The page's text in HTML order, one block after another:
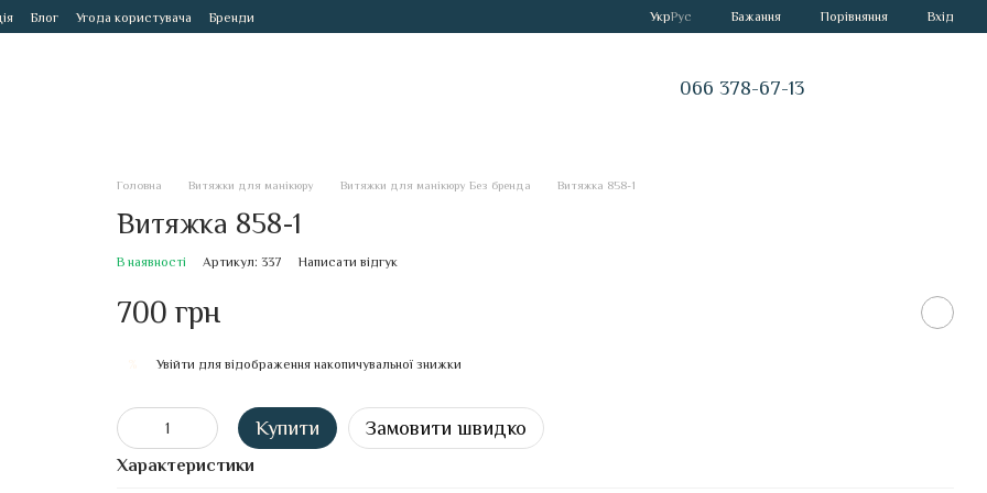
Блог Угода користувача Бренди УкрРус Бажання Порівняння Вхід
066 378-67-13
Головна Витяжки для манікюру Витяжки для манікюру Без бренда Витяжка 858-1
Витяжка 858-1
В наявності Артикул: 337 Написати відгук
700 грн
Увійти для відображення накопичувальної знижки
Купити Замовити швидко
Характеристики